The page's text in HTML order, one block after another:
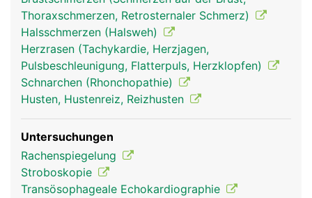
Mittelohr herstellt und für den Druckausgleich
beim Schlucken sorgt.
Rachen Frau Rachen Mann Rachen Frau
Thoraxschmerzen, Retrosternaler Schmerz)
Halsschmerzen (Halsweh)
Herzrasen (Tachykardie, Herzjagen,
Pulsbeschleunigung, Flatterpuls, Herzklopfen)
Schnarchen (Rhonchopathie)
Husten, Hustenreiz, Reizhusten
Untersuchungen
Rachenspiegelung
Stroboskopie
Transösophageale Echokardiographie